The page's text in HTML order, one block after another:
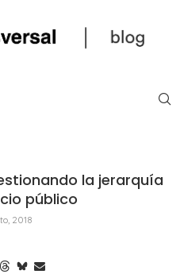
la jerarquía
público
2018